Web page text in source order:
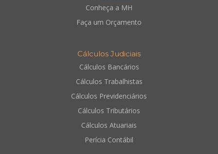
Conheça a MH
Faça um Orçamento
Cálculos Judiciais
Cálculos Bancários
Cálculos Trabalhistas
Cálculos Previdenciários
Cálculos Tributários
Cálculos Atuariais
Perícia Contábil